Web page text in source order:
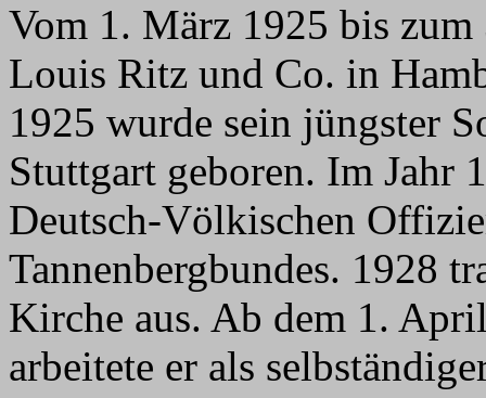
Vom 1. März 1925 bis
Louis Ritz und Co. in
1925 wurde sein jüngster
Stuttgart geboren. Im Jahr
Deutsch-Völkischen
Tannenbergbundes. 1928
Kirche aus. Ab dem 1.
arbeitete er als